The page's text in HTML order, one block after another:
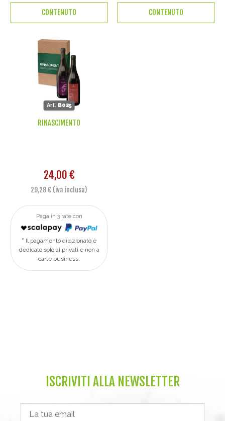
CONTENUTO CONTENUTO
Art. B025
RINASCIMENTO
24,00 €
29,28 € (iva inclusa)
Paga in 3 rate con
Il pagamento dilazionato è
dedicato solo ai privati e non a
carte business.
ISCRIVITI ALLA NEWSLETTER